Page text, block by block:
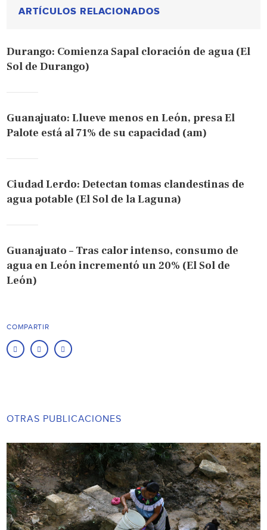
ARTÍCULOS RELACIONADOS
Durango: Comienza Sapal cloración de agua (El
Sol de Durango)
Guanajuato: Llueve menos en León, presa El
Palote está al 71% de su capacidad (am)
Ciudad Lerdo: Detectan tomas clandestinas de
agua potable (El Sol de la Laguna)
Guanajuato – Tras calor intenso, consumo de
agua en León incrementó un 20% (El Sol de
León)
COMPARTIR
OTRAS PUBLICACIONES